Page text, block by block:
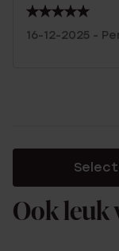
16-12-2025 -
Ook leuk